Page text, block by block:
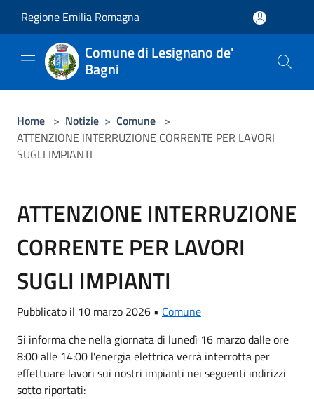
Regione Emilia Romagna
Comune di Lesignano de'
Bagni
Home > Notizie > Comune >
ATTENZIONE INTERRUZIONE CORRENTE PER LAVORI
SUGLI IMPIANTI
ATTENZIONE INTERRUZIONE
CORRENTE PER LAVORI
SUGLI IMPIANTI
Pubblicato il 10 marzo 2026 • Comune
Si informa che nella giornata di lunedì 16 marzo dalle ore
8:00 alle 14:00 l'energia elettrica verrà interrotta per
effettuare lavori sui nostri impianti nei seguenti indirizzi
sotto riportati: